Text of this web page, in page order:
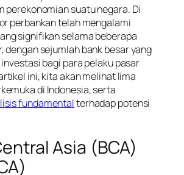
perekonomian suatu negara. Di
perbankan telah mengalami
signifikan selama beberapa
dengan sejumlah bank besar yang
bagi para pelaku pasar
ini, kita akan melihat lima
di Indonesia, serta
fundamentalterhadap potensi
Asia (BCA)